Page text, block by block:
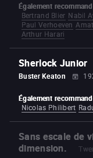
Également
Bertrand Blier Nabil
Paul Verhoeven
Arthur Harari
Sherlock Junior
Buster Keaton
Également
Nicolas Philibert
Sans escale de
dimension.